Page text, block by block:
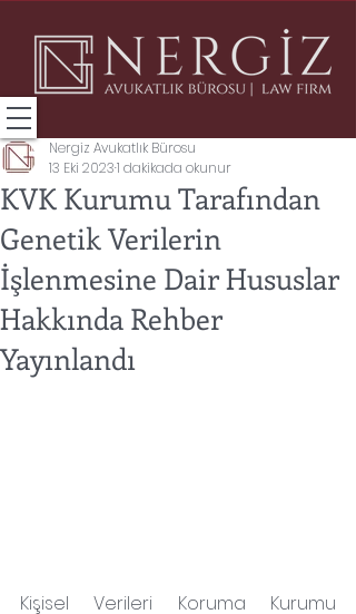
KVK Kurumu Tarafından
Genetik Verilerin
İşlenmesine Dair Hususlar
Hakkında Rehber
Yayınlandı
Nergiz Avukatlık Bürosu
13 Eki 20231 dakikada okunur
Kişisel Verileri Koruma Kurumu